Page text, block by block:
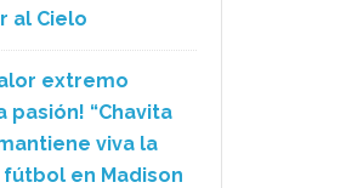
al Cielo
extremo
pasión! “Chavita
viva la
en Madison